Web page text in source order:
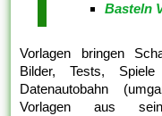
Basteln
Vorlagen bringen
Bilder, Tests,
Datenautobahn
Vorlagen aus